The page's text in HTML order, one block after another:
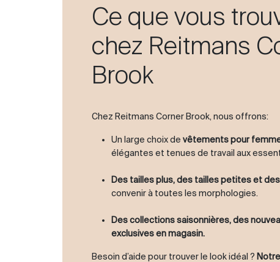
Ce que vous
chez Reitmans
Brook
Chez Reitmans Corner Brook, nous offrons:
Un large choix de vêtements pour
élégantes et tenues de travail aux
Des tailles plus, des tailles petites et
convenir à toutes les morphologies.
Des collections saisonnières, des
exclusives en magasin.
Besoin d’aide pour trouver le look idéal ?